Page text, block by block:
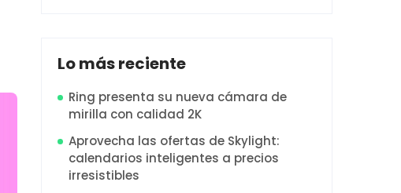
Lo más reciente
Ring presenta su nueva cámara de
mirilla con calidad 2K
Aprovecha las ofertas de Skylight:
calendarios inteligentes a precios
irresistibles